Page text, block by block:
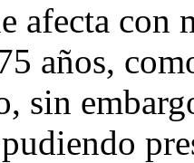
afecta con
años,
sin